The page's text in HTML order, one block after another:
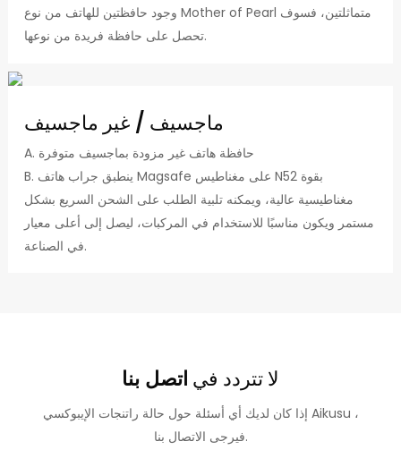
وجود حافظتين للهاتف من نوع Mother of Pearl متماثلتين، فسوف
تحصل على حافظة فريدة من نوعها.
ماجسيف / غير ماجسيف
A. حافظة هاتف غير مزودة بماجسيف متوفرة
B. ينطبق جراب هاتف Magsafe على مغناطيس N52 بقوة
مغناطيسية عالية، ويمكنه تلبية الطلب على الشحن السريع بشكل
مستمر ويكون مناسبًا للاستخدام في المركبات، ليصل إلى أعلى معيار
في الصناعة.
لا تتردد في اتصل بنا
إذا كان لديك أي أسئلة حول حالة راتنجات الإيبوكسي Aikusu ،
فيرجى الاتصال بنا.